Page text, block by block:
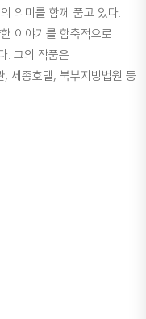
의미를 함께 품고 있다.
이야기를 함축적으로
. 그의 작품은
세종호텔, 북부지방법원 등